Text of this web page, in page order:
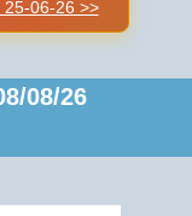
25-06-26 >>
08/26